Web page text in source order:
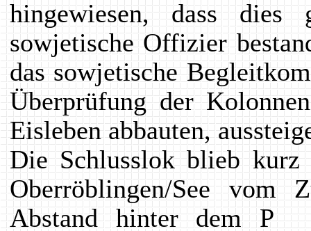
hingewiesen, dass
sowjetische Offizier
das sowjetische
Überprüfung der
Eisleben abbauten,
Die Schlusslok blieb
Oberröblingen/See
Abstand hinter dem P